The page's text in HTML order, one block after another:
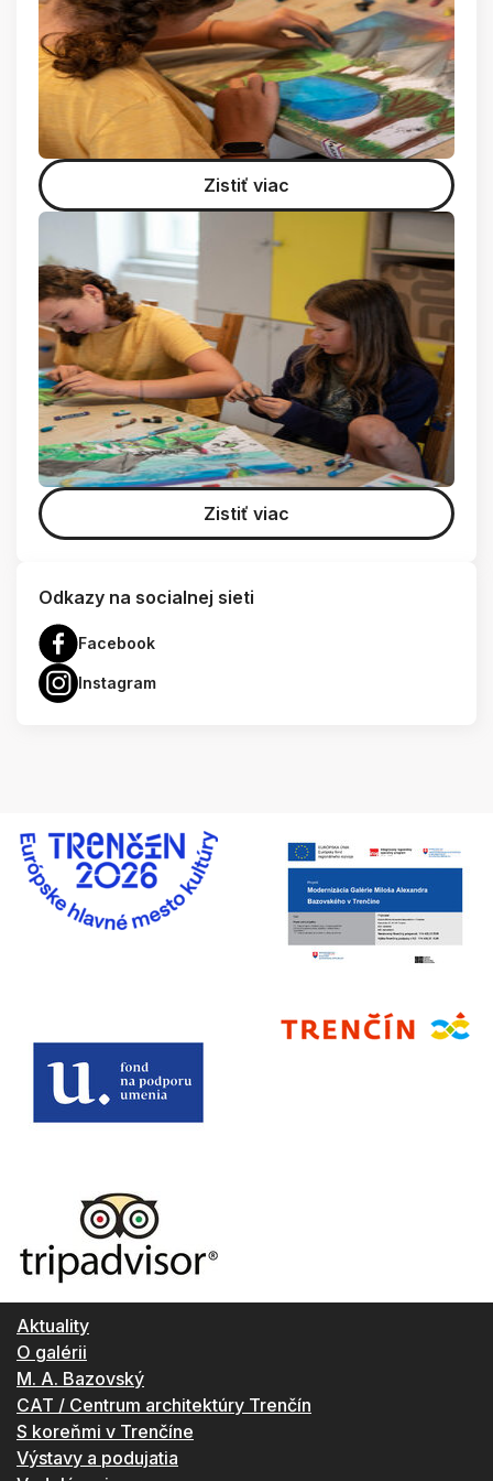
Zistiť viac
Zistiť viac
Odkazy na socialnej sieti
Facebook
Instagram
Aktuality
O galérii
M. A. Bazovský
CAT / Centrum architektúry Trenčín
S koreňmi v Trenčíne
Výstavy a podujatia